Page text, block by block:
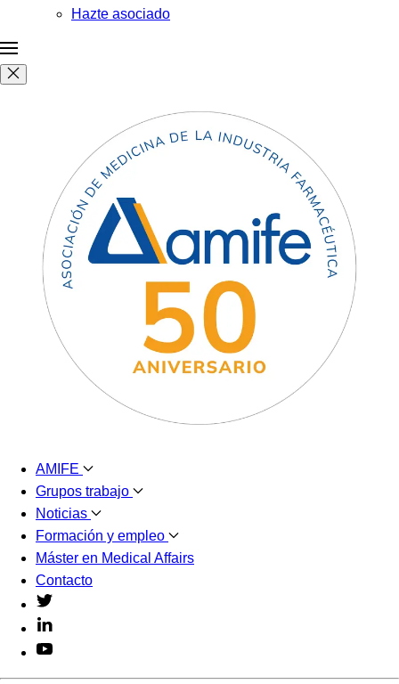
Hazte asociado
AMIFE
Grupos trabajo
Noticias
Formación y empleo
Máster en Medical Affairs
Contacto